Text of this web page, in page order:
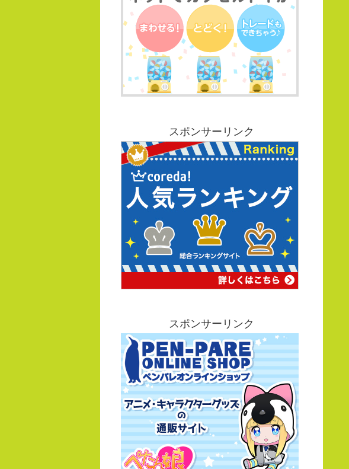
スポンサーリンク
スポンサーリンク